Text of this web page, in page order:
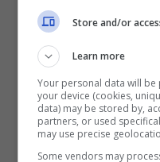
verranno fatti da
fermata. Questo
assembramenti a
Se vuoi seguire
nostra redazione
Store and/or
Learn more
Your personal data will
your device (cookies,
data) may be stored by,
partners, or used
may use precise
Some vendors may